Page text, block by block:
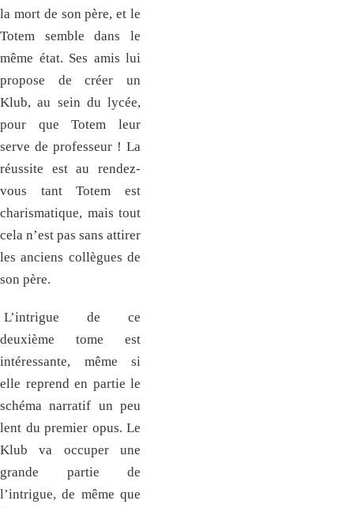
la mort de son père, et le
Totem semble dans le
même état. Ses amis lui
propose de créer un
Klub, au sein du lycée,
pour que Totem leur
serve de professeur ! La
réussite est au rendez-
vous tant Totem est
charismatique, mais tout
cela n’est pas sans attirer
les anciens collègues de
son père.
L’intrigue de ce
deuxième tome est
intéressante, même si
elle reprend en partie le
schéma narratif un peu
lent du premier opus. Le
Klub va occuper une
grande partie de
l’intrigue, de même que